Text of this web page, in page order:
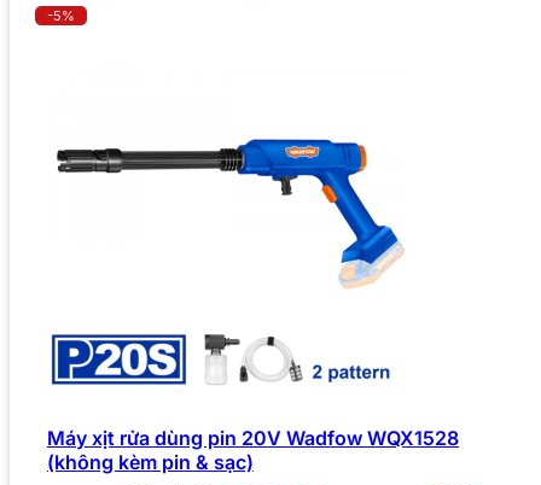
-5%
Máy xịt rửa dùng pin 20V Wadfow WQX1528
(không kèm pin & sạc)